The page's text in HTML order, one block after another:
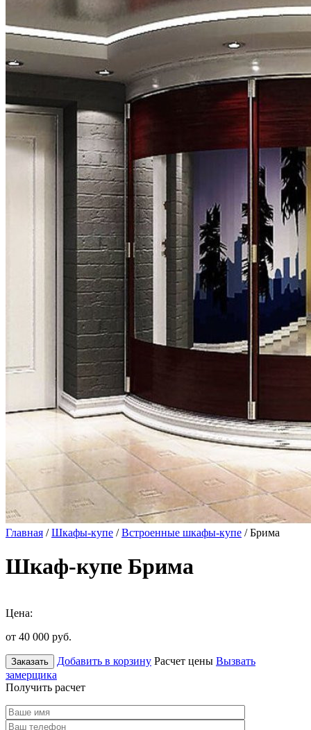
Главная /Шкафы-купе /Встроенные шкафы-купе / Брима
Шкаф-купе Брима
Цена:
от 40 000 руб.
Заказать Добавить в корзину Расчет цены Вызвать
замерщика
Получить расчет